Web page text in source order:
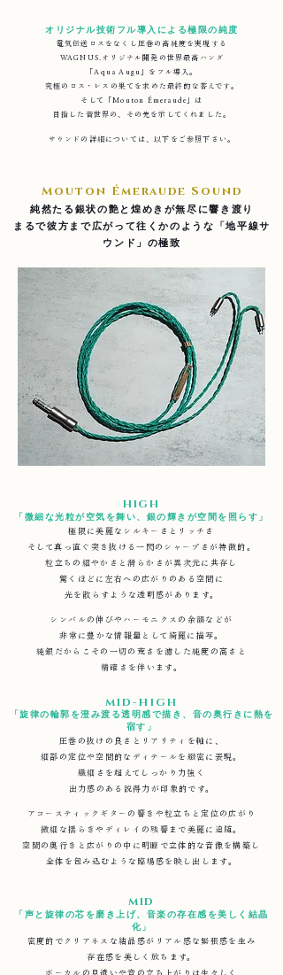
オリジナル技術フル導入による極限の純度
電気伝送ロスをなくし圧巻の高純度を実現する
WAGNUS.オリジナル開発の世界最高ハンダ
「Aqua Augu」をフル導入。
究極のロス・レスの果てを求めた最終的な答えです。
そして「Mouton Émeraude」 は
目指した音世界の、その先を示してくれました。
サウンドの詳細については、以下をご参照下さい。
Mouton Émeraude Sound
純然たる銀状の艶と煌めきが無尽に響き渡り
​まるで彼方まで広がって往くかのような「地平線サ
ウンド」の極致
HIGH
「微細な光粒が空気を舞い、銀の輝きが空間を照らす」
極限に美麗な シルキーさとリッチさ
そして真っ直ぐ突き抜ける一閃のシャープさが特徴的。
粒立ちの細やかさと滑らかさが異次元に共存し
驚くほどに左右への広がりのある空間に
光を散らすような透明感があります。
シンバルの伸びやハーモニクスの余韻などが
非常に豊かな情報量として綺麗に描写。
純銀だからこその一切の荒さを濾した純度の高さと
精確さを伴います。
MID-HIGH
「旋律の輪郭を澄み渡る透明感で描き、音の奥行きに熱を
宿す」
圧巻の抜けの良さとリアリティを軸に、
細部の定位や空間的なディテールを緻密に表現。
繊細さを超えてしっかり力強く
出力感のある説得力が印象的です。
アコースティックギターの響きや粒立ちと定位の広がり
微細な揺らぎやディレイの残響まで美麗に追随。
空間の奥行きと広がりの中に明瞭で立体的な音像を構築し
全体を包み込むような臨場感を映し出します。
MID
「声と旋律の芯を磨き上げ、音楽の存在感を美しく結晶
化」​
密度的でクリアネスな結晶感がリアル感な緊張感を生み
存在感を美しく放ちます。
ボーカルの息遣いや音の立ち上がりは生々しく